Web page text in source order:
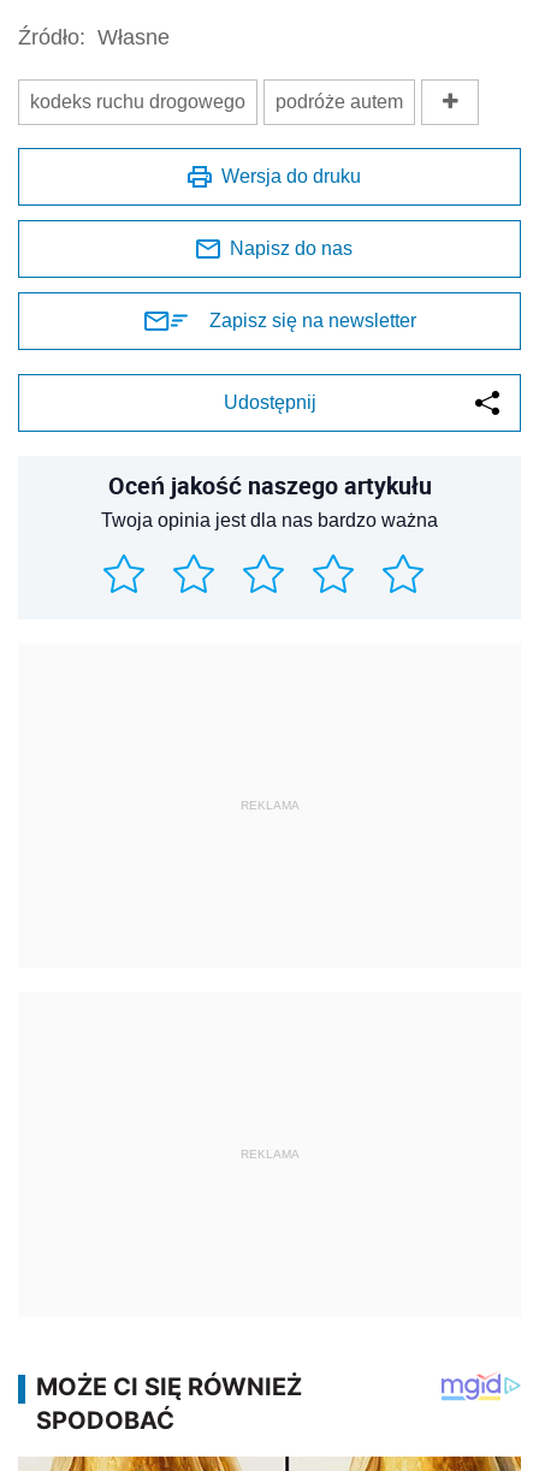
Źródło: Własne
kodeks ruchu drogowego podróże autem
Wersja do druku
Napisz do nas
Zapisz się na newsletter
Udostępnij
Oceń jakość naszego artykułu
Twoja opinia jest dla nas bardzo ważna
REKLAMA
REKLAMA